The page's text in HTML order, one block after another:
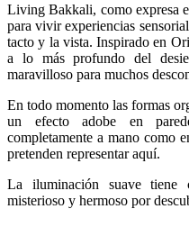
Living Bakkali, como expresa
para vivir experiencias
tacto y la vista. Inspirado en
a lo más profundo del
maravilloso para muchos
En todo momento las formas
un efecto adobe en
completamente a mano como
pretenden representar aquí.
La iluminación suave tiene
misterioso y hermoso por